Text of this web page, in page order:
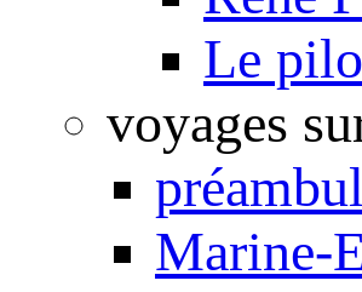
Le
voyages
Marine-